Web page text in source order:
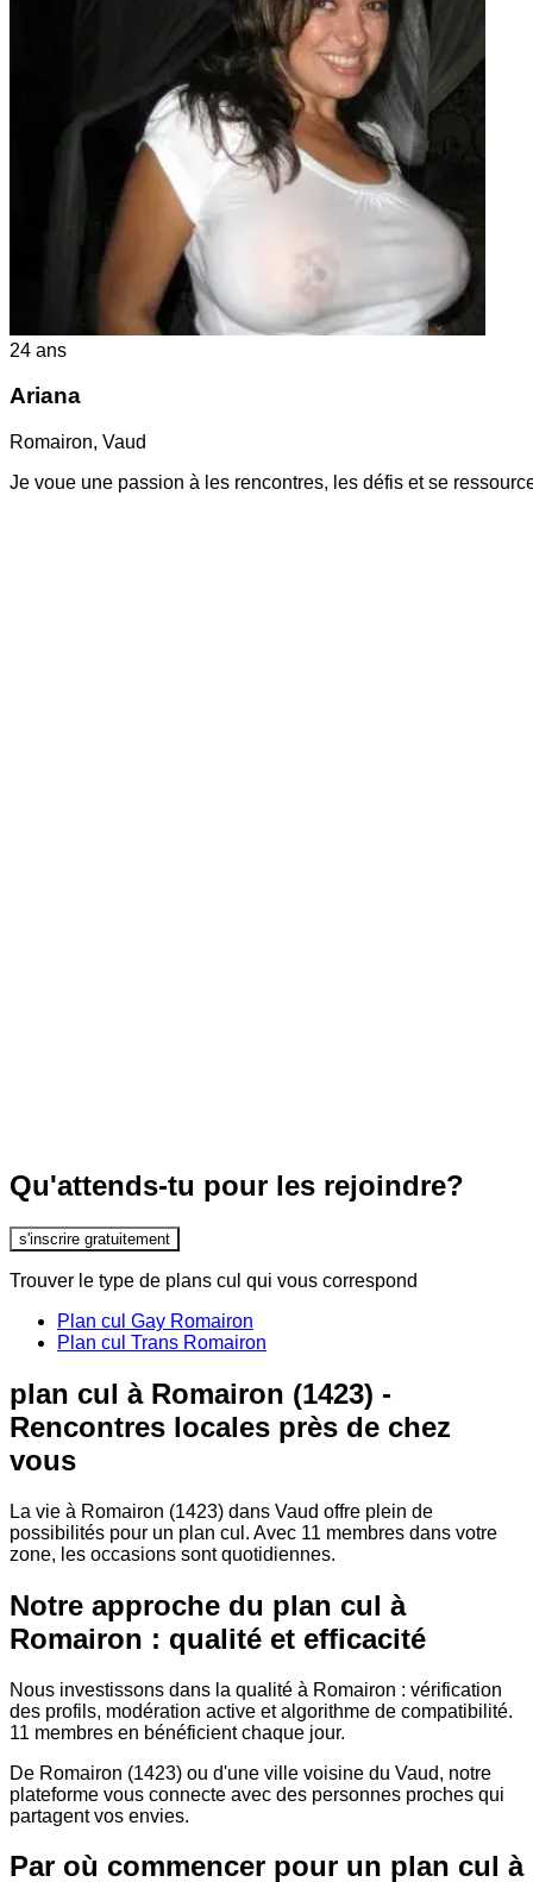
24 ans
Ariana
Romairon, Vaud
Je voue une passion à les rencontres, les défis et se
Qu'attends-tu pour les rejoindre?
s'inscrire gratuitement
Trouver le type de plans cul qui vous correspond
Plan cul Gay Romairon
Plan cul Trans Romairon
plan cul à Romairon (1423) -
Rencontres locales près de chez
vous
La vie à Romairon (1423) dans Vaud offre plein de
possibilités pour un plan cul. Avec 11 membres dans votre
zone, les occasions sont quotidiennes.
Notre approche du plan cul à
Romairon : qualité et efficacité
Nous investissons dans la qualité à Romairon : vérification
des profils, modération active et algorithme de compatibilité.
11 membres en bénéficient chaque jour.
De Romairon (1423) ou d'une ville voisine du Vaud, notre
plateforme vous connecte avec des personnes proches qui
partagent vos envies.
Par où commencer pour un plan cul à